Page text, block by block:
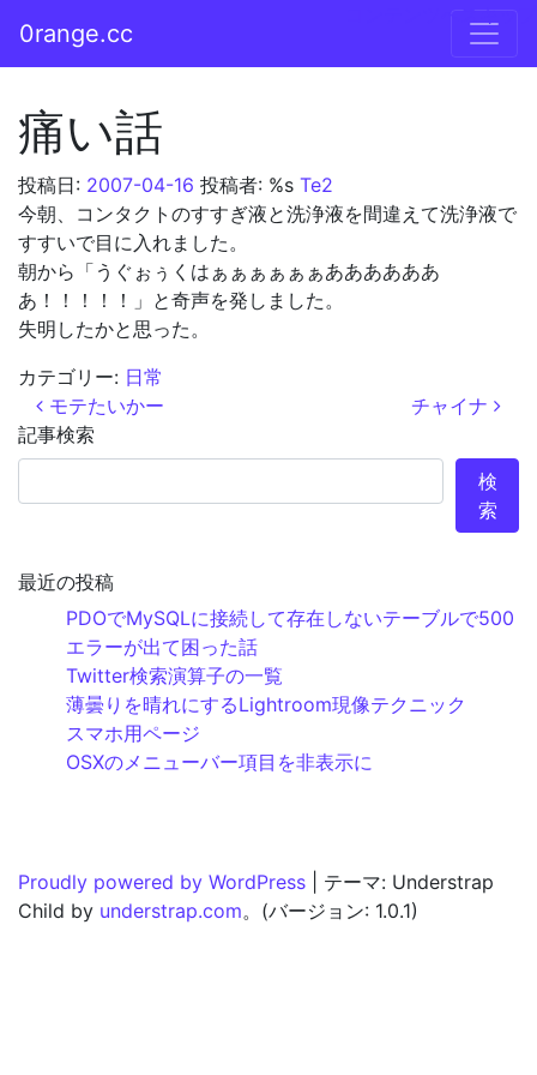
メインナビゲーション
0range.cc
痛い話
投稿日: 2007-04-16 投稿者: %s Te2
今朝、コンタクトのすすぎ液と洗浄液を間違えて洗浄液で
すすいで目に入れました。
朝から「うぐぉぅくはぁぁぁぁぁぁああああああ
あ！！！！！」と奇声を発しました。
失明したかと思った。
カテゴリー: 日常
投稿ナビゲーション
モテたいかー
チャイナ
記事検索
検
索
最近の投稿
PDOでMySQLに接続して存在しないテーブルで500
エラーが出て困った話
Twitter検索演算子の一覧
薄曇りを晴れにするLightroom現像テクニック
スマホ用ページ
OSXのメニューバー項目を非表示に
Proudly powered by WordPress
テーマ: Understrap
Child by understrap.com。(バージョン: 1.0.1)